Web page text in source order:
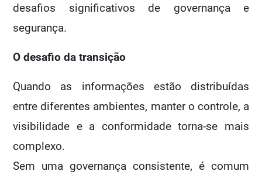
desafios significativos de governança e
segurança.
O desafio da transição
Quando as informações estão distribuídas
entre diferentes ambientes, manter o controle, a
visibilidade e a conformidade torna-se mais
complexo.
Sem uma governança consistente, é comum